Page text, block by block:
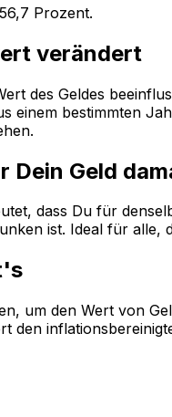
56,7 Prozent.
verändert
des Geldes
einem bestimmten
Geld
dass Du für
ist. Ideal für
um den Wert von
den